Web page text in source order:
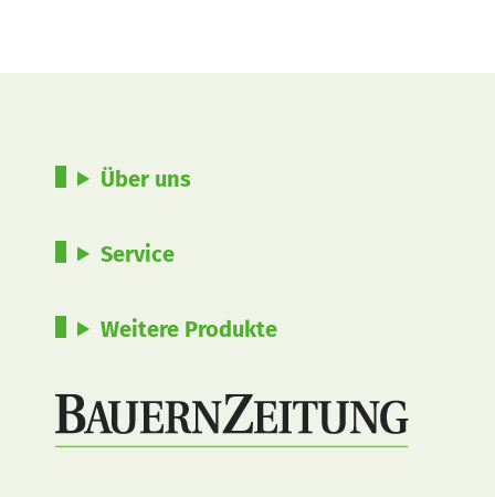
Über uns
Service
Weitere Produkte